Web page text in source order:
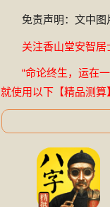
免责声明：文中图
关注香山堂安智
“命论终生，运在
就使用以下【精品测算